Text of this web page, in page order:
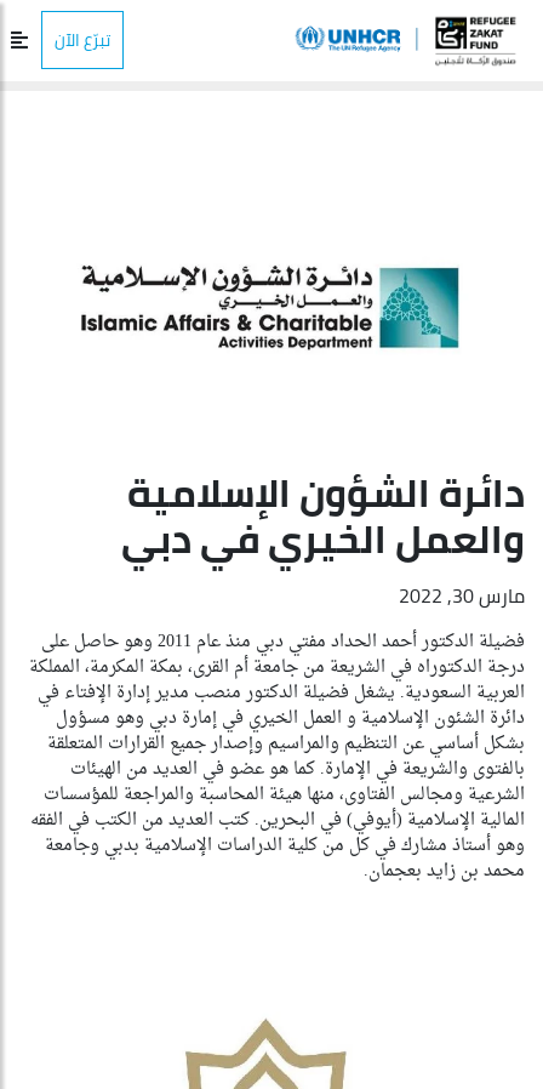
تبرّع الآن
دائرة الشؤون الإسلامية
والعمل الخيري في دبي
مارس 30, 2022
فضيلة الدكتور أحمد الحداد مفتي دبي منذ عام 2011 وهو حاصل على
درجة الدكتوراه في الشريعة من جامعة أم القرى، بمكة المكرمة، المملكة
العربية السعودية. يشغل فضيلة الدكتور منصب مدير إدارة الإفتاء في
دائرة الشئون الإسلامية و العمل الخيري في إمارة دبي وهو مسؤول
بشكل أساسي عن التنظيم والمراسيم وإصدار جميع القرارات المتعلقة
بالفتوى والشريعة في الإمارة. كما هو عضو في العديد من الهيئات
الشرعية ومجالس الفتاوى، منها هيئة المحاسبة والمراجعة للمؤسسات
المالية الإسلامية (أيوفي) في البحرين. كتب العديد من الكتب في الفقه
وهو أستاذ مشارك في كل من كلية الدراسات الإسلامية بدبي وجامعة
محمد بن زايد بعجمان.